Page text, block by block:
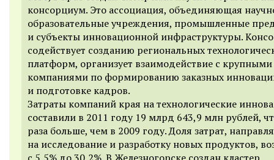
консорциум. Это ассоциация, объединяющая
образовательные учреждения, промышленные
и субъекты инновационной инфраструктуры.
содействует созданию региональных
платформ, организует взаимодействие с крупными
компаниями по формированию заказных
и подготовке кадров.
Затраты компаний края на технологические
составили в 2011 году 19 млрд 643,9 млн рублей,
раза больше, чем в 2009 году. Доля затрат,
на исследование и разработку новых продуктов,